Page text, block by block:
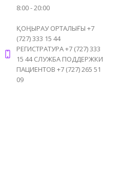
8:00 - 20:00
ҚОҢЫРАУ ОРТАЛЫҒЫ +7
(727) 333 15 44
РЕГИСТРАТУРА +7 (727) 333
15 44 СЛУЖБА ПОДДЕРЖКИ
ПАЦИЕНТОВ +7 (727) 265 51
09